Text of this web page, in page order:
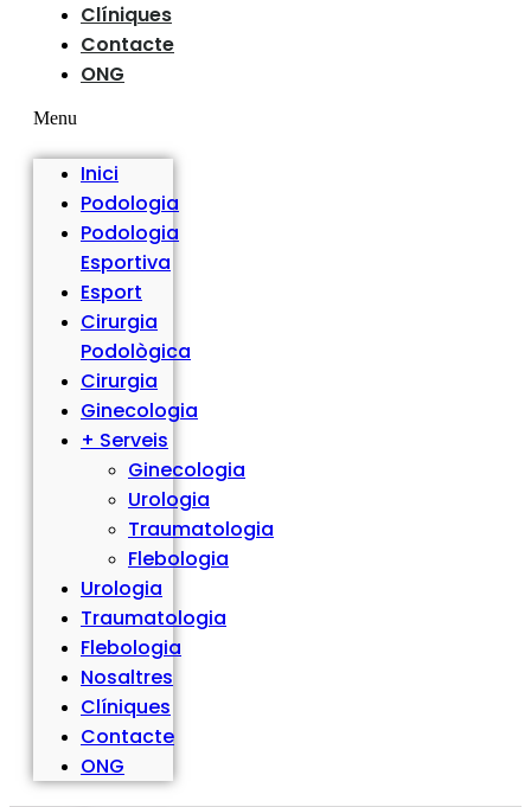
Clíniques
Contacte
ONG
Menu
Inici
Podologia
Podologia
Esportiva
Esport
Cirurgia
Podològica
Cirurgia
Ginecologia
+ Serveis
Ginecologia
Urologia
Traumatologia
Flebologia
Urologia
Traumatologia
Flebologia
Nosaltres
Clíniques
Contacte
ONG